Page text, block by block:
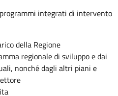
integrati di intervento
della Regione
regionale di sviluppo e dai
nonché dagli altri piani e